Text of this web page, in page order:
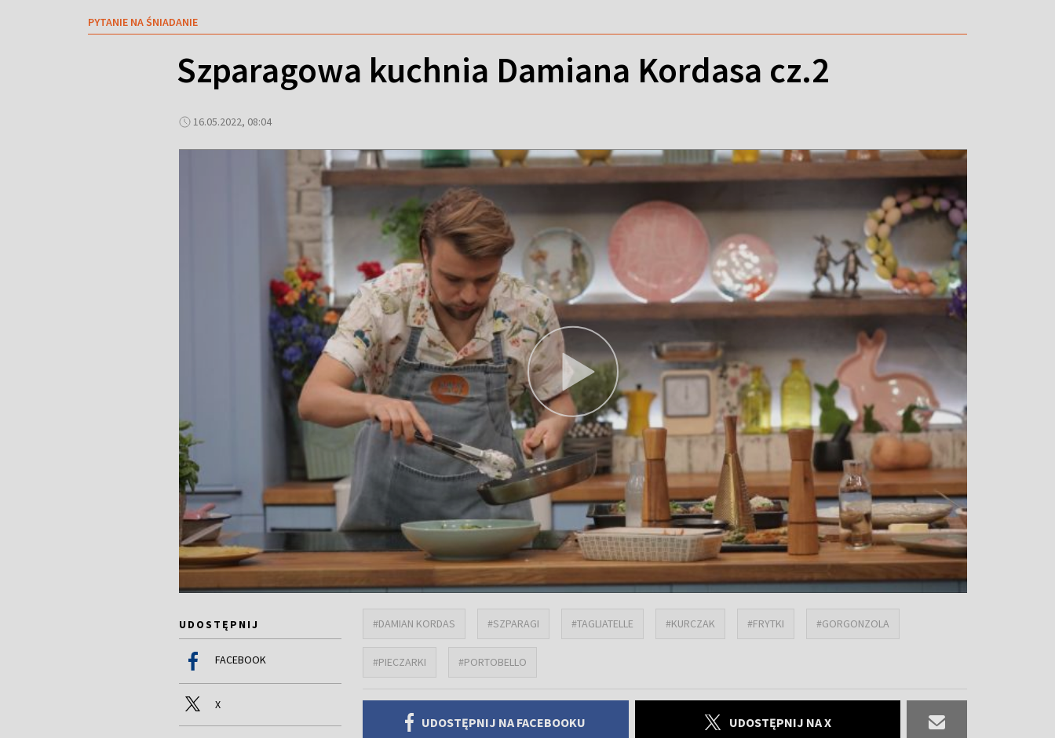
PYTANIE NA ŚNIADANIE
Szparagowa kuchnia Damiana Kordasa cz.2
16.05.2022, 08:04
UDOSTĘPNIJ
FACEBOOK
X
#DAMIAN KORDAS #SZPARAGI #TAGLIATELLE #KURCZAK #FRYTKI #GORGONZOLA
#PIECZARKI #PORTOBELLO
UDOSTĘPNIJ NA FACEBOOKU UDOSTĘPNIJ NA X